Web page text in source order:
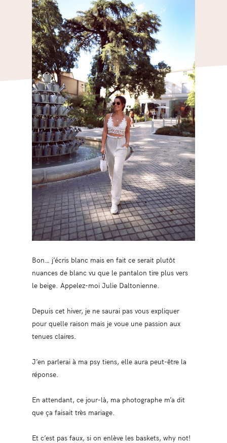
Bon… j’écris blanc mais en fait ce serait plutôt
nuances de blanc vu que le pantalon tire plus vers
le beige. Appelez-moi Julie Daltonienne.
Depuis cet hiver, je ne saurai pas vous expliquer
pour quelle raison mais je voue une passion aux
tenues claires.
J’en parlerai à ma psy tiens, elle aura peut-être la
réponse.
En attendant, ce jour-là, ma photographe m’a dit
que ça faisait très mariage.
Et c’est pas faux, si on enlève les baskets, why not!